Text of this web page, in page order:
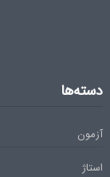
دسته‌ها
آزمون
استاژ